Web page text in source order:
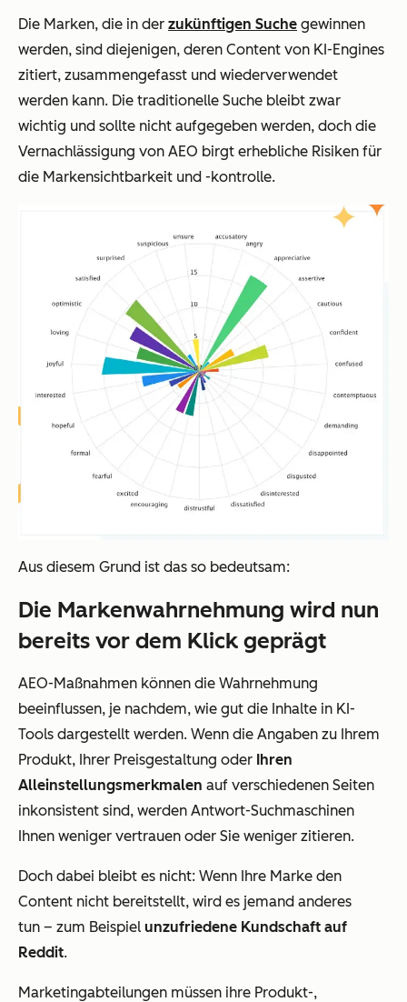
Die Marken, die in der zukünftigen Suche gewinnen
werden, sind diejenigen, deren Content von KI-Engines
zitiert, zusammengefasst und wiederverwendet
werden kann. Die traditionelle Suche bleibt zwar
wichtig und sollte nicht aufgegeben werden, doch die
Vernachlässigung von AEO birgt erhebliche Risiken für
die Markensichtbarkeit und -kontrolle.
Aus diesem Grund ist das so bedeutsam:
Die Markenwahrnehmung wird nun
bereits vor dem Klick geprägt
AEO-Maßnahmen können die Wahrnehmung
beeinflussen, je nachdem, wie gut die Inhalte in KI-
Tools dargestellt werden. Wenn die Angaben zu Ihrem
Produkt, Ihrer Preisgestaltung oder Ihren
Alleinstellungsmerkmalen auf verschiedenen Seiten
inkonsistent sind, werden Antwort-Suchmaschinen
Ihnen weniger vertrauen oder Sie weniger zitieren.
Doch dabei bleibt es nicht: Wenn Ihre Marke den
Content nicht bereitstellt, wird es jemand anderes
tun – zum Beispiel unzufriedene Kundschaft auf
Reddit.
Marketingabteilungen müssen ihre Produkt-,